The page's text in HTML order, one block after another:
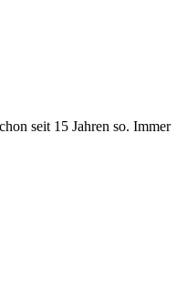
seit 15 Jahren so. Immer